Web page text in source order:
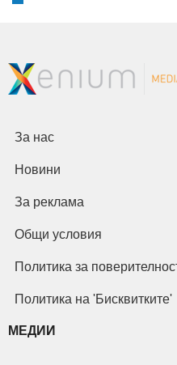
За нас
Новини
За реклама
Общи условия
Политика за
Политика на 'Бисквитките'
МЕДИИ